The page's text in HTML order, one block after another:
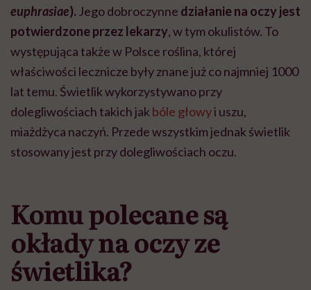
euphrasiae). Jego dobroczynne działanie na oczy jest
potwierdzone przez lekarzy, w tym okulistów. To
występująca także w Polsce roślina, której
właściwości lecznicze były znane już co najmniej 1000
lat temu. Świetlikwykorzystywano przy
dolegliwościach takich jak bóle głowyi uszu,
miażdżyca naczyń. Przede wszystkim jednak świetlik
stosowany jest przydolegliwościach oczu.
Komu polecane są
okłady na oczy ze
świetlika?